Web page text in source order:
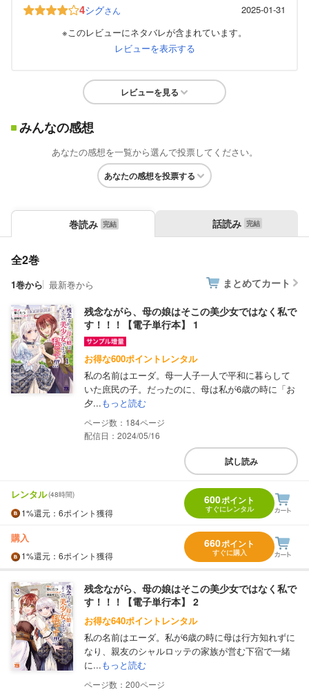
4シグさん
2025-01-31
※このレビューにネタバレが含まれています。
レビューを表示する
レビューを見る
みんなの感想
あなたの感想を一覧から選んで投票してください。
あなたの感想を投票する
巻読み 話読み
全2巻
1巻から 最新巻から まとめてカート
残念ながら、母の娘はそこの美少女ではなく私で
す！！！【電子単行本】 1
お得な600ポイントレンタル
私の名前はエーダ。母一人子一人で平和に暮らして
いた庶民の子。だったのに、母は私が6歳の時に「お
夕...もっと読む
184
配信日：2024/05/16
試し読み
レンタル(48時間)
1%還元 ：6ポイント獲得
600ポイント
すぐにレンタル
購入
1%還元 ：6ポイント獲得
660ポイント
すぐに購入
残念ながら、母の娘はそこの美少女ではなく私で
す！！！【電子単行本】 2
お得な640ポイントレンタル
私の名前はエーダ。私が6歳の時に母は行方知れずに
なり、親友のシャルロッテの家族が営む下宿で一緒
に...もっと読む
200